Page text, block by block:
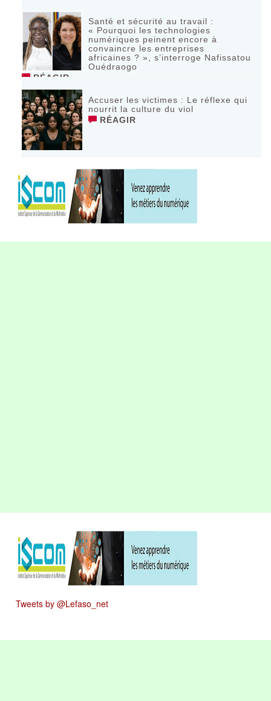
Santé et sécurité au travail :
« Pourquoi les technologies
numériques peinent encore à
convaincre les entreprises
africaines ? », s’interroge Nafissatou
Ouédraogo
RÉAGIR
Accuser les victimes : Le réflexe qui
nourrit la culture du viol
RÉAGIR
Tweets by @Lefaso_net